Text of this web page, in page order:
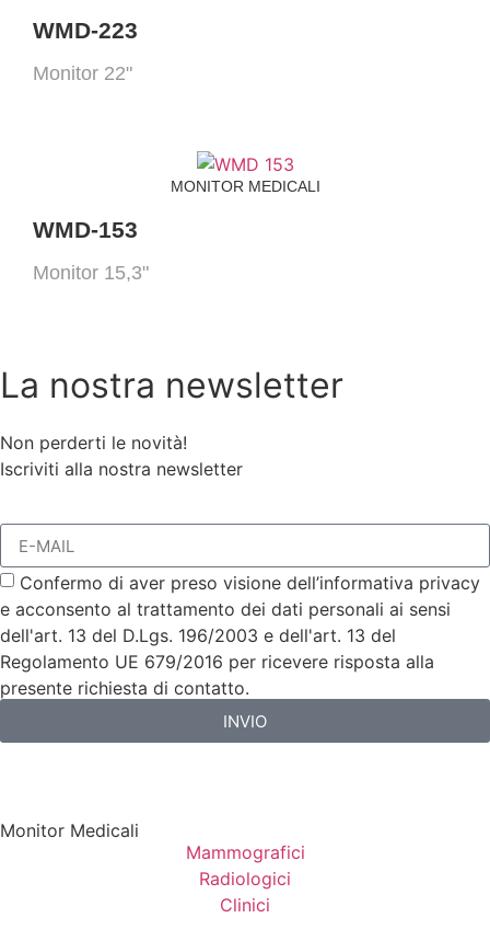
WMD-223
Monitor 22"
MONITOR MEDICALI
WMD-153
Monitor 15,3"
La nostra newsletter
Non perderti le novità!
Iscriviti alla nostra newsletter
Confermo di aver preso visione dell’informativa privacy
e acconsento al trattamento dei dati personali ai sensi
dell'art. 13 del D.Lgs. 196/2003 e dell'art. 13 del
Regolamento UE 679/2016 per ricevere risposta alla
presente richiesta di contatto.
INVIO
Monitor Medicali
Mammografici
Radiologici
Clinici